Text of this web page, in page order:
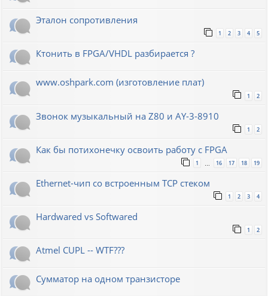
Эталон сопротивления
1 2 3 4 5
Ктонить в FPGA/VHDL разбирается ?
www.oshpark.com (изготовление плат)
1 2
Звонок музыкальный на Z80 и AY-3-8910
1 2
Как бы потихонечку освоить работу с FPGA
1 16 17 18 19
Ethernet-чип со встроенным TCP стеком
1 2 3 4
Hardwared vs Softwared
1 2
Atmel CUPL -- WTF???
Сумматор на одном транзисторе